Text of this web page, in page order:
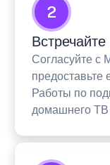
2
Согласуйте с
предоставьте
Работы по
домашнего ТВ